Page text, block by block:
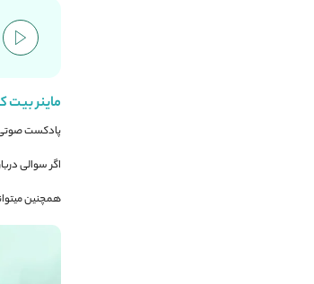
ماینر بیت
پادکست صوتی
اگر سوالی
همچنین